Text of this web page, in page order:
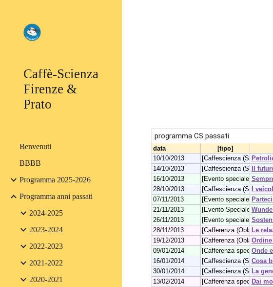
Caffè-Scienza
Firenze &
Prato
Benvenuti
BBBB
Programma 2025-2026
Programma anni passati
2024-2025
2023-2024
2022-2023
2021-2022
2020-2021